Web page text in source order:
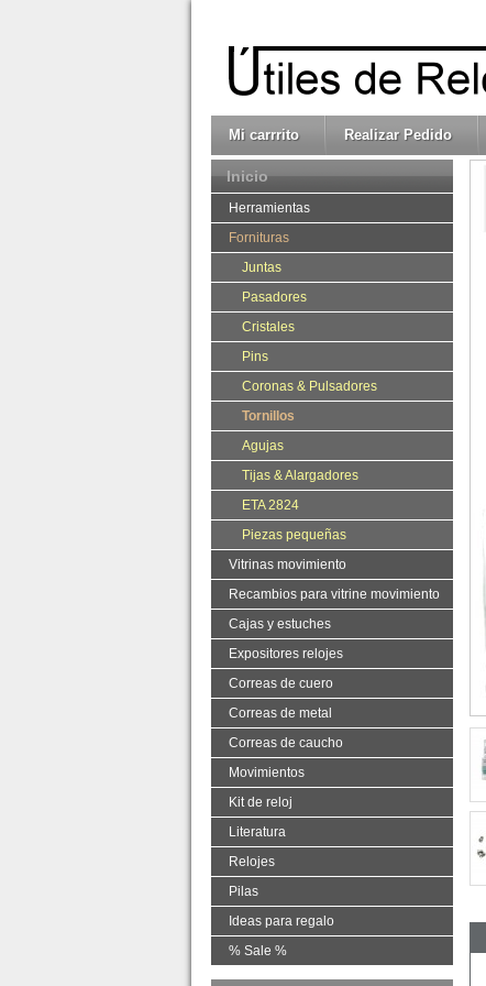
Mi carrrito Realizar Pedido
Inicio
Herramientas
Fornituras
Juntas
Pasadores
Cristales
Pins
Coronas & Pulsadores
Tornillos
Agujas
Tijas & Alargadores
ETA 2824
Piezas pequeñas
Vitrinas movimiento
Recambios para vitrine movimiento
Cajas y estuches
Expositores relojes
Correas de cuero
Correas de metal
Correas de caucho
Movimientos
Kit de reloj
Literatura
Relojes
Pilas
Ideas para regalo
% Sale %